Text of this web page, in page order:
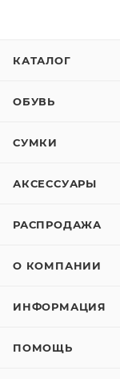
КАТАЛОГ
ОБУВЬ
СУМКИ
АКСЕССУАРЫ
РАСПРОДАЖА
О КОМПАНИИ
ИНФОРМАЦИЯ
ПОМОЩЬ